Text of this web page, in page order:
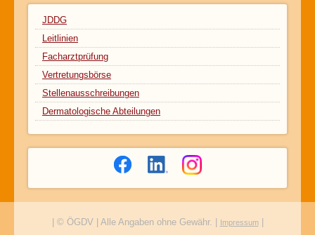
JDDG
Leitlinien
Facharztprüfung
Vertretungsbörse
Stellenausschreibungen
Dermatologische Abteilungen
| © ÖGDV | Alle Angaben ohne Gewähr. | Impressum|